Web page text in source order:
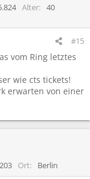
Alter
40
#15
vom Ring letztes
wie cts tickets!
erwarten von einer
Ort Berlin